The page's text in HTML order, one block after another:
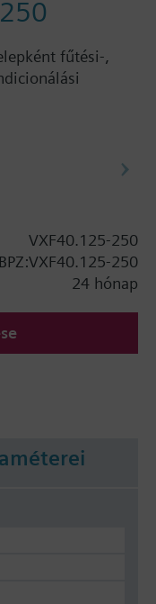
fűtési-,
VXF40.125-250
BPZ:VXF40.125-250
24 hónap